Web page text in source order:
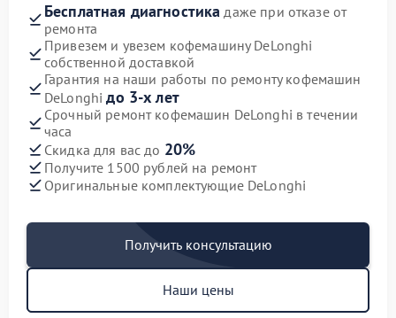
Бесплатная диагностика даже при отказе от
ремонта
Привезем и увезем кофемашину DeLonghi
собственной доставкой
Гарантия на наши работы по ремонту кофемашин
DeLonghiдо 3-х лет
Срочный ремонт кофемашин DeLonghi в течении
часа
Скидка для вас до 20%
Получите 1500 рублей на ремонт
Оригинальные комплектующие DeLonghi
Получить консультацию
Наши цены